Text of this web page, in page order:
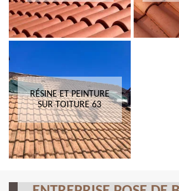
RÉSINE ET PEINTURE
SUR TOITURE 63